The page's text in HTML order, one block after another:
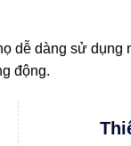
dễ dàng sử dụng
động.